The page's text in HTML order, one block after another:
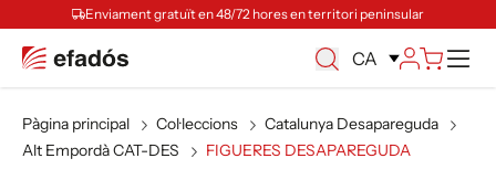
Enviament gratuït en 48/72 hores en territori peninsular
CA
Pàgina principal Col·leccions
Catalunya Desapareguda
Alt Empordà CAT-DES
FIGUERES DESAPAREGUDA